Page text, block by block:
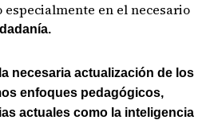
en el necesario
necesaria actualización de los
enfoques pedagógicos,
actuales como la inteligencia